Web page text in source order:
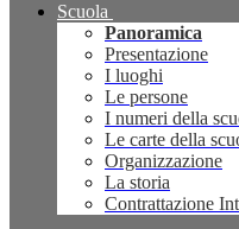
Scuola
Panoramica
Presentazione
I luoghi
Le persone
I numeri della
Le carte della
Organizzazione
La storia
Contrattazione